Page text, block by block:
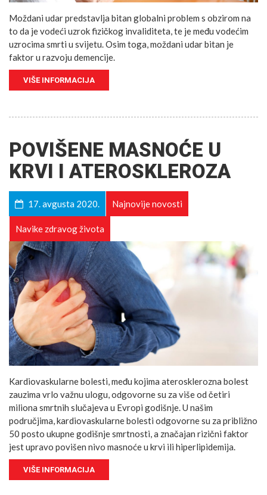
Moždani udar predstavlja bitan globalni problem s obzirom na
to da je vodeći uzrok fizičkog invaliditeta, te je među vodećim
uzrocima smrti u svijetu. Osim toga, moždani udar bitan je
faktor u razvoju demencije.
VIŠE INFORMACIJA
POVIŠENE MASNOĆE U
KRVI I ATEROSKLEROZA
17. avgusta 2020. Najnovije novosti
Navike zdravog života
Kardiovaskularne bolesti, među kojima aterosklerozna bolest
zauzima vrlo važnu ulogu, odgovorne su za više od četiri
miliona smrtnih slučajeva u Evropi godišnje. U našim
područjima, kardiovaskularne bolesti odgovorne su za približno
50 posto ukupne godišnje smrtnosti, a značajan rizični faktor
jest upravo povišen nivo masnoće u krvi ili hiperlipidemija.
VIŠE INFORMACIJA